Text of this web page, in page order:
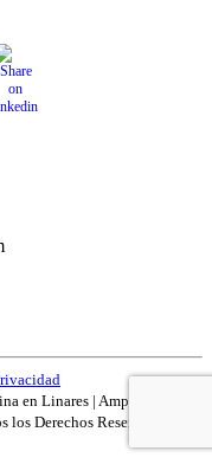
en Linares | Amplío
Derechos Reservados.